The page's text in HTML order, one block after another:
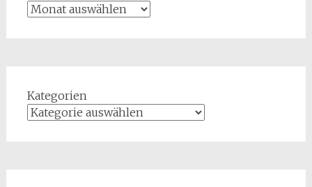
Kategorien